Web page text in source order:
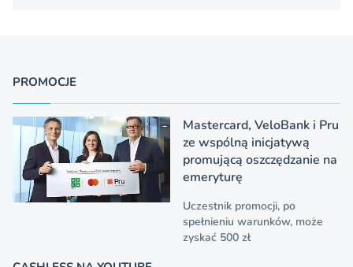
PROMOCJE
Mastercard, VeloBank i Pru
ze wspólną inicjatywą
promującą oszczędzanie na
emeryturę
Uczestnik promocji, po
spełnieniu warunków, może
zyskać 500 zł